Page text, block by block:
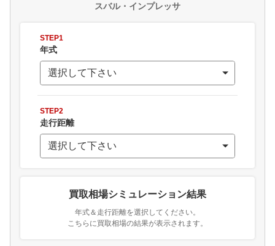
スバル・インプレッサ
STEP1
年式
STEP2
走行距離
買取相場シミュレーション結果
年式＆走行距離を選択してください。
こちらに買取相場の結果が表示されます。